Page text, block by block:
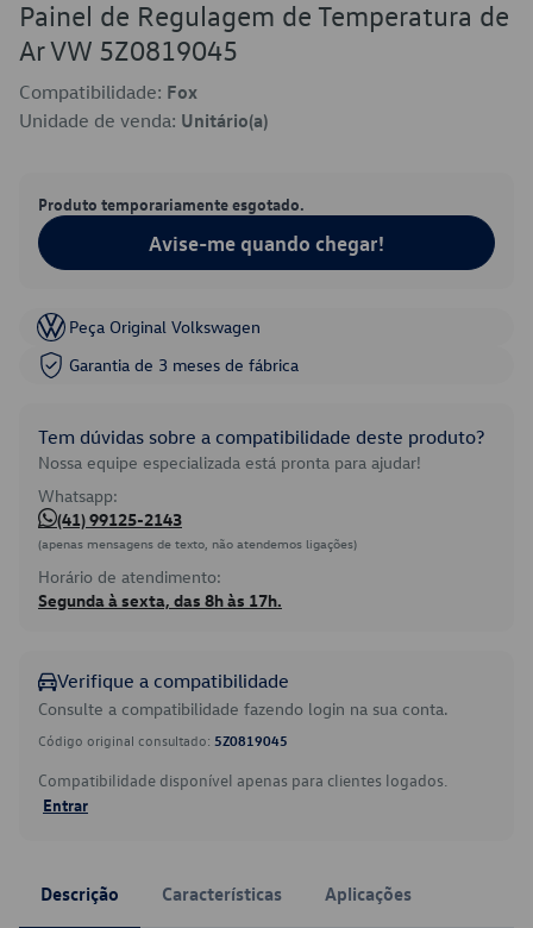
Painel de Regulagem de Temperatura de
Ar VW 5Z0819045
Compatibilidade: Fox
Unidade de venda: Unitário(a)
Produto temporariamente esgotado.
Avise-me quando chegar!
Peça Original Volkswagen
Garantia de 3 meses de fábrica
Tem dúvidas sobre a compatibilidade deste produto?
Nossa equipe especializada está pronta para ajudar!
Whatsapp:
(41) 99125-2143
(apenas mensagens de texto, não atendemos ligações)
Horário de atendimento:
Segunda à sexta, das 8h às 17h.
Verifique a compatibilidade
Consulte a compatibilidade fazendo login na sua conta.
Código original consultado: 5Z0819045
Compatibilidade disponível apenas para clientes logados.
Entrar
Descrição Características Aplicações